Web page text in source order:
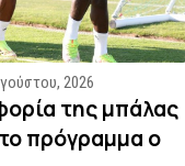
2026
της μπάλας
πρόγραμμα ο